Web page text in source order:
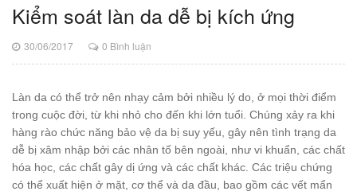
Kiểm soát làn da dễ bị kích ứng
30/06/2017 0 Bình luận
Làn da có thể trở nên nhạy cảm bởi nhiều lý do, ở mọi thời điểm
trong cuộc đời, từ khi nhỏ cho đến khi lớn tuổi. Chúng xảy ra khi
hàng rào chức năng bảo vệ da bị suy yếu, gây nên tình trạng da
dễ bị xâm nhập bởi các nhân tố bên ngoài, như vi khuẩn, các chất
hóa học, các chất gây dị ứng và các chất khác. Các triệu chứng
có thể xuất hiện ở mặt, cơ thể và da đầu, bao gồm các vết mẩn